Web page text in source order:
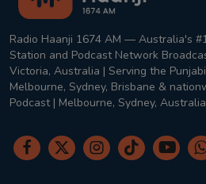
Radio Haanji 1674 AM — Australia's
Station and Podcast Network
Victoria, Australia | Serving the
Melbourne, Sydney, Brisbane &
Podcast | Melbourne, Sydney,